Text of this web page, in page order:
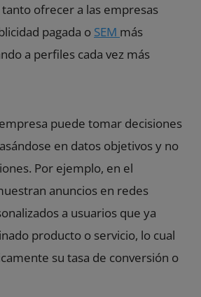
tanto ofrecer a las empresas
pagada o SEM más
a perfiles cada vez más
puede tomar decisiones
en datos objetivos y no
Por ejemplo, en el
anuncios en redes
a usuarios que ya
producto o servicio, lo cual
su tasa de conversión o